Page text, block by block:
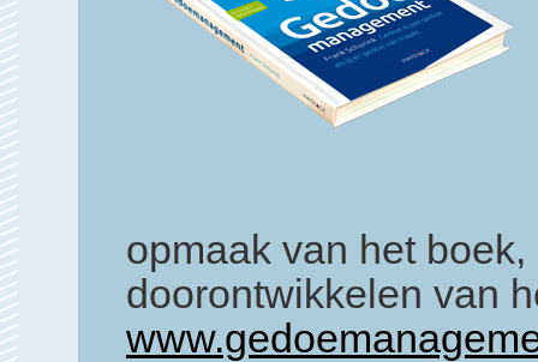
opmaak van het
doorontwikkelen van